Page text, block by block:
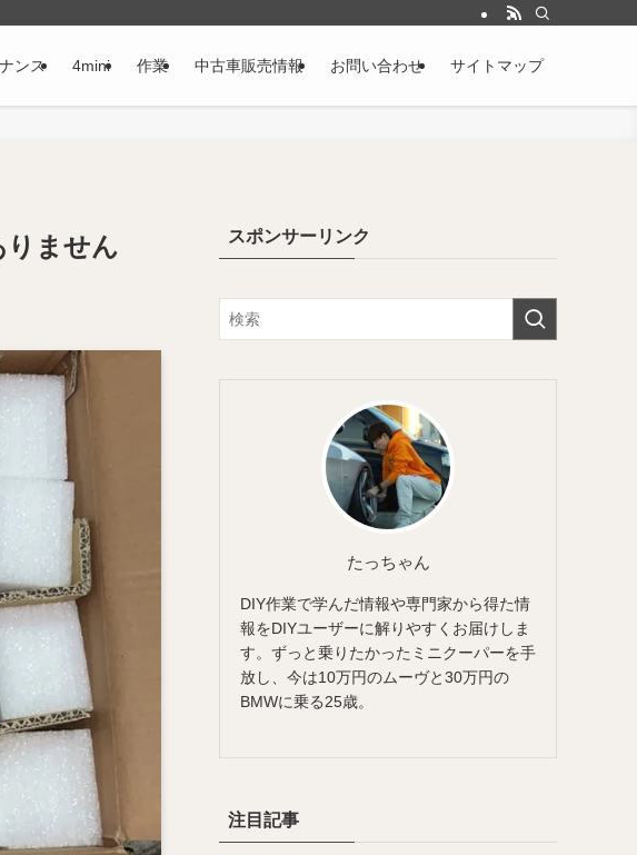
ンス 4mini 作業 中古車販売情報 お問い合わせ サイトマップ
りません スポンサーリンク
たっちゃん
DIY作業で学んだ情報や専門家から得た情
報をDIYユーザーに解りやすくお届けしま
す。ずっと乗りたかったミニクーパーを手
放し、今は10万円のムーヴと30万円の
BMWに乗る25歳。
注目記事